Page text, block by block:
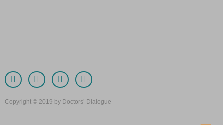
Copyright © 2019 by Doctors’ Dialogue